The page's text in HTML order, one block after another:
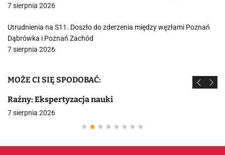
7 sierpnia 2026
Utrudnienia na S11. Doszło do zderzenia między węzłami Poznań
Dąbrówka i Poznań Zachód
7 sierpnia 2026
MOŻE CI SIĘ SPODOBAĆ:
Raźny: Ekspertyzacja nauki
7 sierpnia 2026